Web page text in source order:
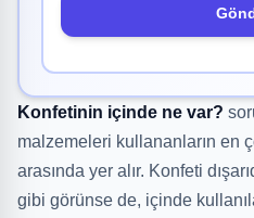
Konfetinin içinde ne var?
malzemeleri kullananların en
arasında yer alır. Konfeti
gibi görünse de, içinde